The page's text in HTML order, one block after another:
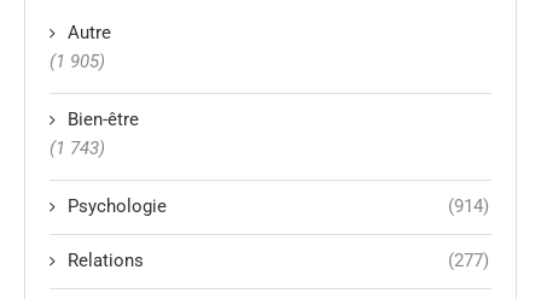
Autre
(1 905)
Bien-être
(1 743)
Psychologie (914)
Relations (277)